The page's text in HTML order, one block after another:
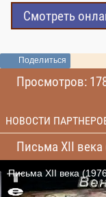
Смотреть
Поделиться
Просмотров:
НОВОСТИ
Письма XII